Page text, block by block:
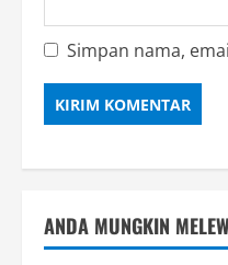
Simpan nama,
ANDA MUNGKIN